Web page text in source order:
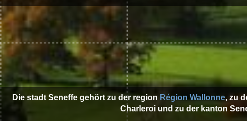
Die stadt Seneffe gehört zu der region Région Wallonne, zu
Charleroi und zu der kanton